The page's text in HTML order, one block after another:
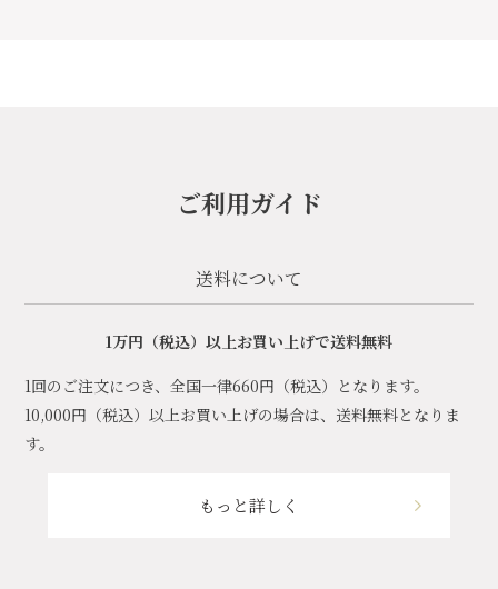
ご利用ガイド
送料について
1万円（税込）以上お買い上げで送料無料
1回のご注文につき、全国一律660円（税込）となります。
10,000円（税込）以上お買い上げの場合は、送料無料となりま
す。
もっと詳しく